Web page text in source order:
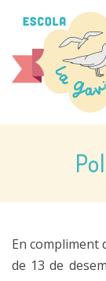
contingut
La Gavina
En compliment
de 13 de